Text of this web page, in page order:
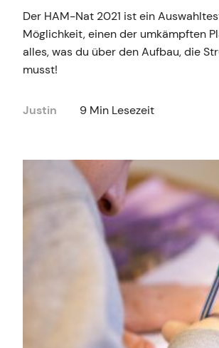
Der HAM-Nat 2021 ist ein
Möglichkeit, einen der umkämpften
alles, was du über den Aufbau, die
musst!
Justin 9 Min Lesezeit